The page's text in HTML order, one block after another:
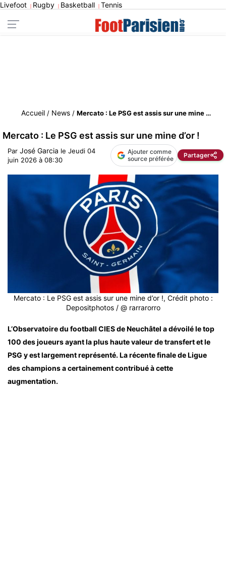
Livefoot | Rugby | Basketball | Tennis
Accueil / News / Mercato : Le PSG est assis sur une mine d’or !
Mercato : Le PSG est assis sur une mine d’or !
Par José Garcia le Jeudi 04
juin 2026 à 08:30
Ajouter comme
source préférée
Partager
Mercato : Le PSG est assis sur une mine d’or !, Crédit photo :
Depositphotos / @ rarrarorro
L’Observatoire du football CIES de Neuchâtel a dévoilé le top
100 des joueurs ayant la plus haute valeur de transfert et le
PSG y est largement représenté. La récente finale de Ligue
des champions a certainement contribué à cette
augmentation.